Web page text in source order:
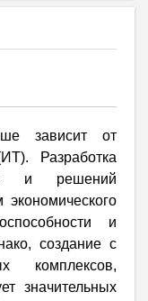
зависит от
Разработка
и решений
и
создание с
комплексов,
значительных